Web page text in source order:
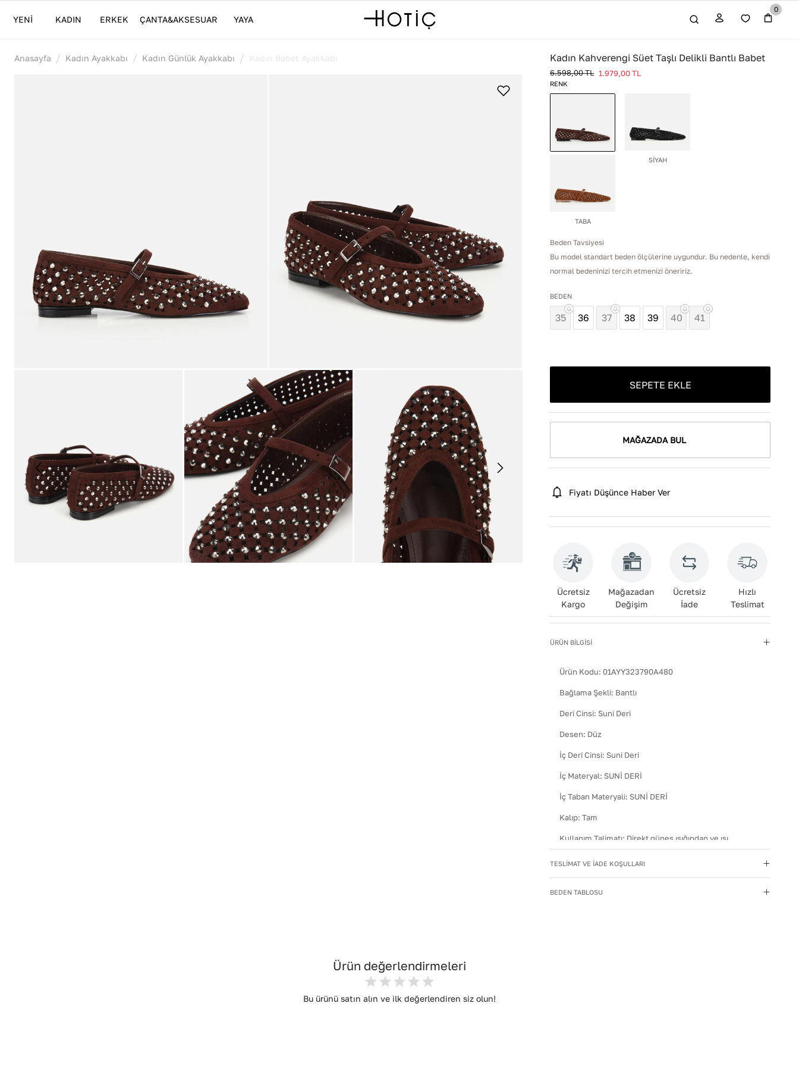
YENİ KADIN ERKEK ÇANTA&AKSESUAR YAYA
0
Anasayfa / Kadın Ayakkabı / Kadın Günlük Ayakkabı / Kadın Babet Ayakkabı Kadın Kahverengi Süet Taşlı Delikli Bantlı Babet
6.598,00TL 1.979,00 TL
RENK
SİYAH
TABA
Beden Tavsiyesi
Bu model standart beden ölçülerine uygundur. Bu nedenle, kendi
normal bedeninizi tercih etmenizi öneririz.
BEDEN
35 36 37 38 39 40 41
SEPETE EKLE
MAĞAZADA BUL
Fiyatı Düşünce Haber Ver
Ücretsiz
Kargo
Mağazadan
Değişim
Ücretsiz
İade
Hızlı
Teslimat
ÜRÜN BİLGİSİ
Ürün Kodu:01AYY323790A480
Bağlama Şekli: Bantlı
Deri Cinsi: Suni Deri
Desen: Düz
İç Deri Cinsi: Suni Deri
İç Materyal: SUNİ DERİ
İç Taban Materyali: SUNİ DERİ
Kalıp:Tam
Kullanım Talimatı: Direkt güneş ışığından ve ısı
kaynaklarından uzak tutun.
Suni Deri
Menşei:Türkiye
TESLİMAT VE İADE KOŞULLARI
BEDEN TABLOSU
Ürün değerlendirmeleri
Bu ürünü satın alın ve ilk değerlendiren siz olun!